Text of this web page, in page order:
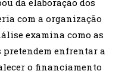
da elaboração dos
com a organização
examina como as
pretendem enfrentar a
o financiamento